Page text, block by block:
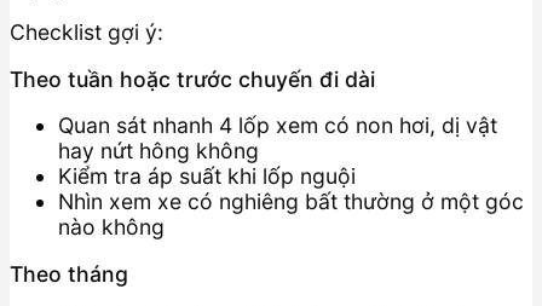
Checklist gợi ý:
Theo tuần hoặc trước chuyến đi dài
Quan sát nhanh 4 lốp xem có non hơi, dị vật
hay nứt hông không
Kiểm tra áp suất khi lốp nguội
Nhìn xem xe có nghiêng bất thường ở một góc
nào không
Theo tháng